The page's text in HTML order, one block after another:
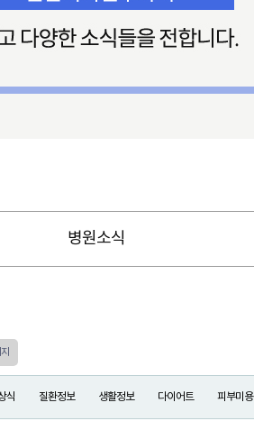
병원소식
식 질환정보 생활정보 다이어트 피부미용